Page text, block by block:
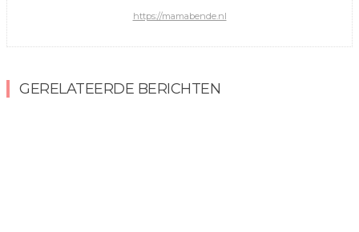
https://mamabende.nl
GERELATEERDE BERICHTEN